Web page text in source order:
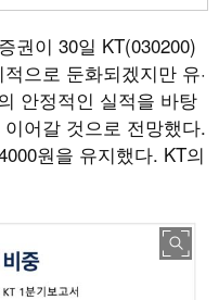
권이 30일 KT(030200)
으로 둔화되겠지만 유·
안정적인 실적을 바탕
어갈 것으로 전망했다.
원을 유지했다. KT의